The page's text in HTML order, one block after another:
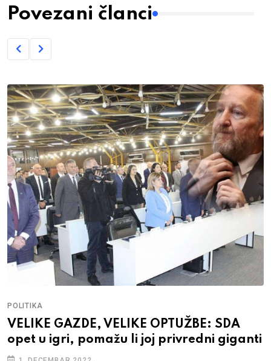
Povezani članci
POLITIKA
VELIKE GAZDE, VELIKE OPTUŽBE: SDA
opet u igri, pomažu li joj privredni giganti